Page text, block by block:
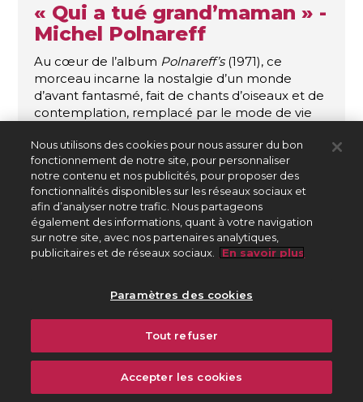
« Qui a tué grand’maman » -
Michel Polnareff
Au cœur de l’album Polnareff’s(1971), ce
morceau incarne la nostalgie d’un monde
d’avant fantasmé, fait de chants d’oiseaux et de
contemplation, remplacé par le mode de vie
Polnareff enchaîne les succès et les concerts
grandioses mais reste très affecté par le suicide
de son ami et ancien manager Lucien Morisse,
cette chanson lui est dédié.
Cet air pop baroque a connu une seconde vie
étonnante en 1980 lors du Soulèvement de
Gwangju, en Corée du Sud. Dans les rues, les
révolutionnaire qui accompagne le vent de
liberté qui souffle sur le pays.
Découvrir l'archive
Nous utilisons des cookies pour nous assurer du bon
fonctionnement de notre site, pour personnaliser
notre contenu et nos publicités, pour proposer des
fonctionnalités disponibles sur les réseaux sociaux et
afin d’analyser notre trafic. Nous partageons
également des informations, quant à votre navigation
sur notre site, avec nos partenaires analytiques,
publicitaires et de réseaux sociaux.
En savoir plus
Paramètres des cookies
Tout refuser
Accepter les cookies